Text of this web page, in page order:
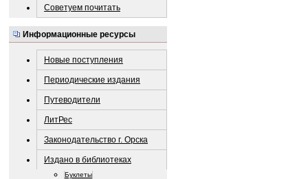
Советуем почитать
Информационные ресурсы
Новые поступления
Периодические издания
Путеводители
ЛитРес
Законодательство г. Орска
Издано в библиотеках
Буклеты